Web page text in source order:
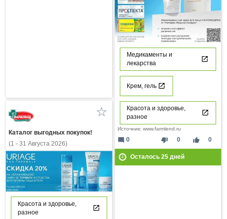
Медикаменты и
лекарства
Крем, гель
Красота и здоровье,
разное
Источник: www.farmlend.ru
thumb_down 0 thumb_up 0
mode_comment 0
Осталось 25дней
Каталог выгодных покупок!
(1 - 31 Августа 2026)
Красота и здоровье,
разное